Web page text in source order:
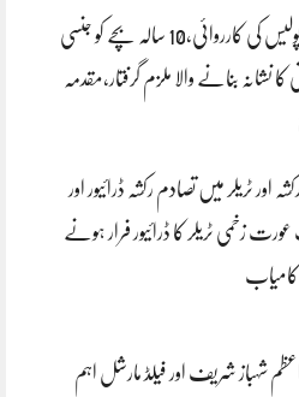
جہلم پولیس کی کارروائی،10 سالہ بچے کو جنسی
کا نشانہ بنانے والا ملزم گرفتار،مقدمہ
اور ٹریلر میں تصادم رکشہ ڈرائیور اور
زخمی ٹریلر کا ڈرائیور فرار ہونے
اعظم شہباز شریف اور فیلڈ مارشل اہم